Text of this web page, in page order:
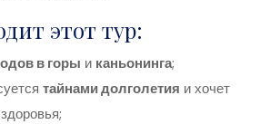
этот тур:
в горы и каньонинга;
тайнами долголетия и хочет